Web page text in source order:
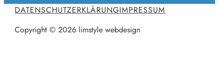
DATENSCHUTZERKLÄRUNGIMPRESSUM
Copyright © 2026 limstyle webdesign